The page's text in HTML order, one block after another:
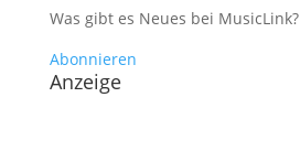
Was gibt es Neues bei MusicLink?
Abonnieren
Anzeige